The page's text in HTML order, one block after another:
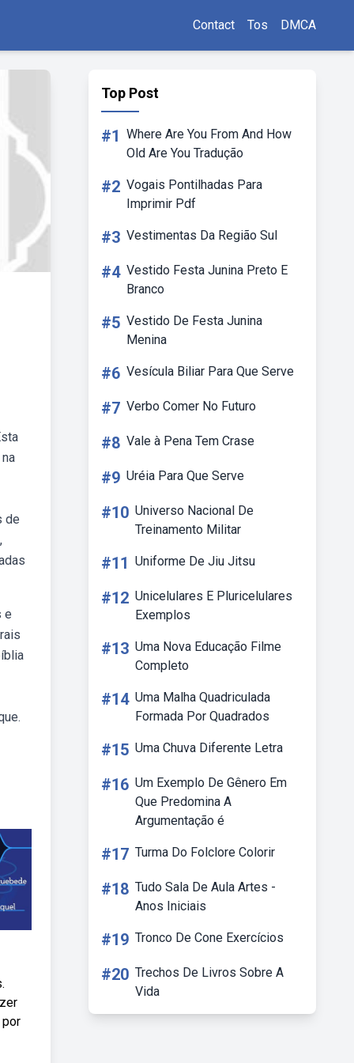
Contact Tos DMCA
de
e
Top Post
#1 Where Are You From And How
Old Are You Tradução
#2 Vogais Pontilhadas Para
Imprimir Pdf
#3 Vestimentas Da Região Sul
#4 Vestido Festa Junina Preto E
Branco
#5 Vestido De Festa Junina
Menina
#6 Vesícula Biliar Para Que Serve
#7 Verbo Comer No Futuro
#8 Vale à Pena Tem Crase
#9 Uréia Para Que Serve
#10 Universo Nacional De
Treinamento Militar
#11 Uniforme De Jiu Jitsu
#12 Unicelulares E Pluricelulares
Exemplos
#13 Uma Nova Educação Filme
Completo
#14 Uma Malha Quadriculada
Formada Por Quadrados
#15 Uma Chuva Diferente Letra
#16 Um Exemplo De Gênero Em
Que Predomina A
Argumentação é
#17 Turma Do Folclore Colorir
#18 Tudo Sala De Aula Artes -
Anos Iniciais
#19 Tronco De Cone Exercícios
#20 Trechos De Livros Sobre A
Vida